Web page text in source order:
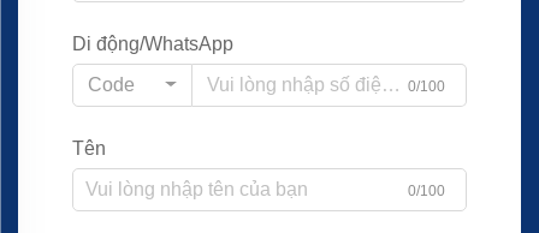
Di động/WhatsApp
Code
0/100
Tên
0/100